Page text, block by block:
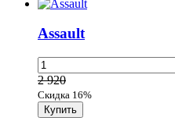
Assault
2 920
Скидка 16%